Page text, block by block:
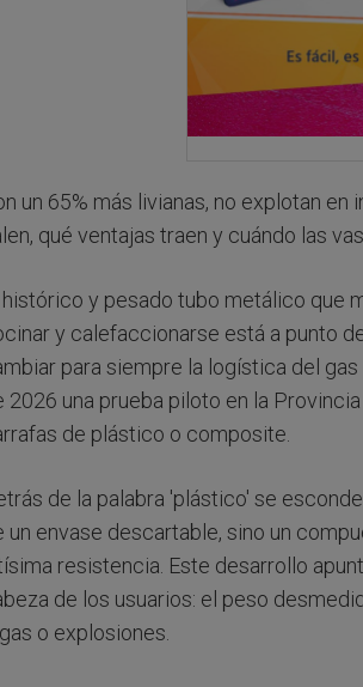
un 65% más livianas, no explotan
qué ventajas traen y cuándo las
histórico y pesado tubo metálico que
y calefaccionarse está a punto
para siempre la logística del
2026 una prueba piloto en la
de plástico o composite.
de la palabra 'plástico' se
un envase descartable, sino un
resistencia. Este desarrollo
de los usuarios: el peso
o explosiones.